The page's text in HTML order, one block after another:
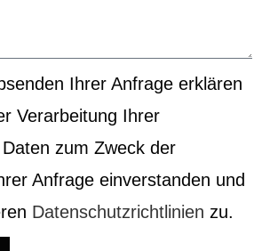
Ihrer Anfrage erklären
Verarbeitung Ihrer
zum Zweck der
Anfrage einverstanden und
Datenschutzrichtlinien zu.